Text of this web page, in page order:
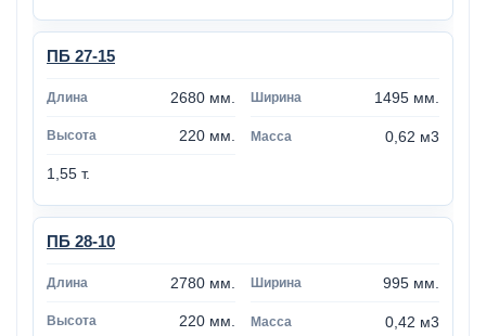
ПБ 27-15
2680 мм. 1495 мм.
220 мм. 0,62 м3
1,55 т.
ПБ 28-10
2780 мм. 995 мм.
220 мм. 0,42 м3